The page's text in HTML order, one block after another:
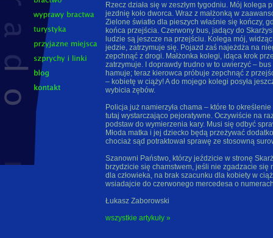
Rzecz działa się w zeszłym tygodniu. Mój kolega
jezdnię koło dworca. Wraz z małżonką w
Zielone światło dla pieszych właśnie się kończy,
końca przejścia. Czerwony bus, jadący do
ludzie są jeszcze na przejściu. Kolega mój,
jedzie, zatrzymuje się. Pojazd zaś najeżdża na
zepchnąć z drogi. Małżonka kolegi, idąca krok
zatrzymuje. I doprawdy trudno w to uwierzyć –
hamuje; teraz kierowca próbuje zepchnąć z
– kobietę w ciąży! A do mojego kolegi posyła
wybicia zębów.
Policja już namierzyła chama – które to
tutaj wystarczająco pejoratywne. Oczywiście na
podstaw do wymierzenia kary. Musi się odbyć
Młoda matka i jej dziecko będą przeżywać
chociaż sąd potraktował sprawę ze stosowną
Szanowni Państwo, którzy jeździcie w stronę
brzydzicie się chamstwem, jeśli nie zgadzacie się
dla człowieka, na brak szacunku dla kobiety w
wsiadajcie do czerwonego mercedesa o
Łukasz Zaborowski
wszystkie artykuły »